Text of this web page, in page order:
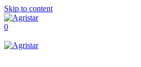
Skip to content
0